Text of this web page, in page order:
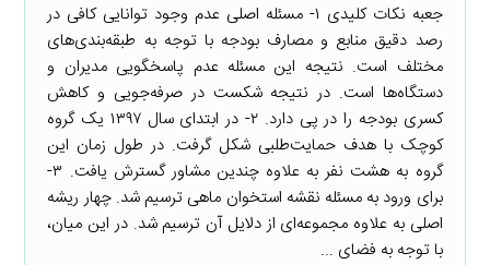
جعبه نکات کلیدی ۱- مسئله اصلی عدم وجود توانایی کافی در
رصد دقیق منابع و مصارف بودجه با توجه به طبقه‌بندی‌های
مختلف است. نتیجه این مسئله عدم پاسخگویی مدیران و
دستگاه‌ها است. در نتیجه شکست در صرفه‌جویی و کاهش
کسری بودجه را در پی دارد. ۲- در ابتدای سال ۱۳۹۷ یک گروه
کوچک با هدف حمایت‌طلبی شکل گرفت. در طول زمان این
گروه به هشت نفر به علاوه چندین مشاور گسترش یافت. ۳-
برای ورود به مسئله نقشه استخوان ماهی ترسیم شد. چهار ریشه
اصلی به علاوه مجموعه‌ای از دلایل آن ترسیم شد. در این میان،
با توجه به فضای ...